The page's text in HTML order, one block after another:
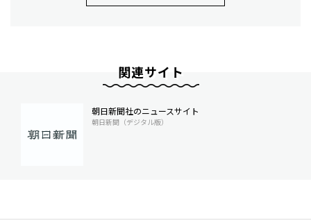
関連サイト
朝日新聞社のニュースサイト
朝日新聞（デジタル版）